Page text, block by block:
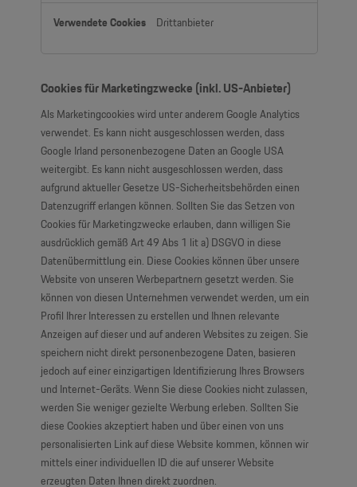
Drittanbieter
Cookies für Marketingzwecke (inkl. US-Anbieter)
Als Marketingcookies wird unter anderem Google Analytics
verwendet. Es kann nicht ausgeschlossen werden, dass
Google Irland personenbezogene Daten an Google USA
weitergibt. Es kann nicht ausgeschlossen werden, dass
aufgrund aktueller Gesetze US-Sicherheitsbehörden einen
Datenzugriff erlangen können. Sollten Sie das Setzen von
Cookies für Marketingzwecke erlauben, dann willigen Sie
ausdrücklich gemäß Art 49 Abs 1 lit a) DSGVO in diese
Datenübermittlung ein. Diese Cookies können über unsere
Website von unseren Werbepartnern gesetzt werden. Sie
können von diesen Unternehmen verwendet werden, um ein
Profil Ihrer Interessen zu erstellen und Ihnen relevante
Anzeigen auf dieser und auf anderen Websites zu zeigen. Sie
speichern nicht direkt personenbezogene Daten, basieren
jedoch auf einer einzigartigen Identifizierung Ihres Browsers
und Internet-Geräts. Wenn Sie diese Cookies nicht zulassen,
werden Sie weniger gezielte Werbung erleben. Sollten Sie
diese Cookies akzeptiert haben und über einen von uns
personalisierten Link auf diese Website kommen, können wir
mittels einer individuellen ID die auf unserer Website
erzeugten Daten Ihnen direkt zuordnen.